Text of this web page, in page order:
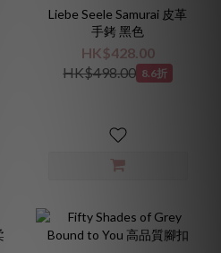
Liebe Seele Samurai 皮革
手銬 黑色
HK$428.00
HK$498.00 8.6折